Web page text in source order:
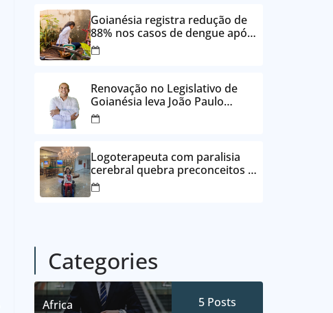
Goianésia registra redução de
88% nos casos de dengue após
ações de prevenção da
Prefeitura
Renovação no Legislativo de
Goianésia leva João Paulo
Batista à Câmara Municipal
Logoterapeuta com paralisia
cerebral quebra preconceitos e
ajuda pacientes a reencontrar
propósito em Goianésia
Categories
Africa 5 Posts